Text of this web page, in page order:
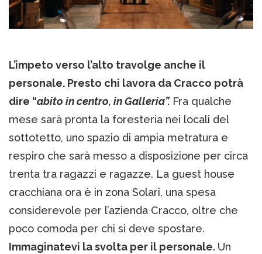
L’impeto verso l’alto travolge anche il
personale. Presto chi lavora da Cracco potrà
dire “abito in centro, in Galleria”. Fra qualche
mese sarà pronta la foresteria nei locali del
sottotetto, uno spazio di ampia metratura e
respiro che sarà messo a disposizione per circa
trenta tra ragazzi e ragazze. La guest house
cracchiana ora è in zona Solari, una spesa
considerevole per l’azienda Cracco, oltre che
poco comoda per chi si deve spostare.
Immaginatevi la svolta per il personale. Un